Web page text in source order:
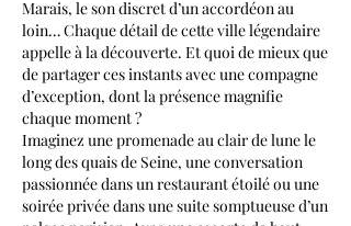
Marais, le son discret d’un accordéon au
loin… Chaque détail de cette ville légendaire
appelle à la découverte. Et quoi de mieux que
de partager ces instants avec une compagne
d’exception, dont la présence magnifie
chaque moment ?
Imaginez une promenade au clair de lune le
long des quais de Seine, une conversation
passionnée dans un restaurant étoilé ou une
soirée privée dans une suite somptueuse d’un